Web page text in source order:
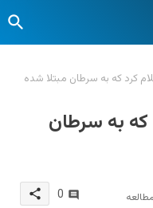
کرد که به سرطان مبتلا شده
که به سرطان
0
share